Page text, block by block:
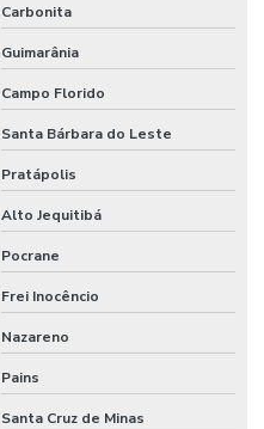
Carbonita
Guimarânia
Campo Florido
Santa Bárbara do Leste
Pratápolis
Alto Jequitibá
Pocrane
Frei Inocêncio
Nazareno
Pains
Santa Cruz de Minas